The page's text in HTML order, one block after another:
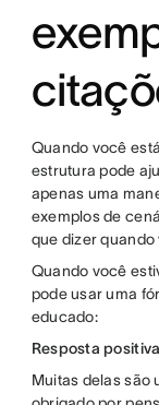
Quando você
estrutura pode
apenas uma
exemplos de
que dizer
Quando você
pode usar uma
educado:
Resposta
Muitas delas são